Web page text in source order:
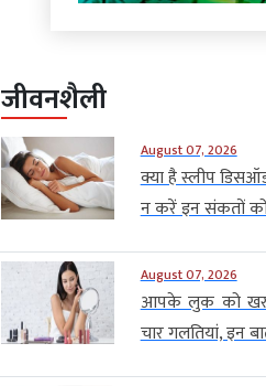
जीवनशैली
August 07, 2026
क्या है स्लीप
न करें इन संकतों
August 07, 2026
आपके लुक को
चार गलतियां, इन